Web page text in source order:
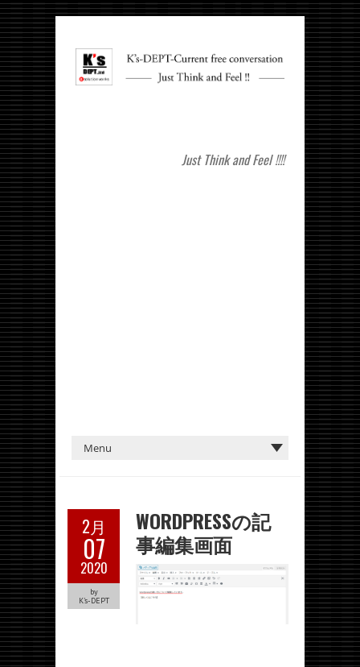
Just Think and Feel !!!!
2月
07
2020
by
K's-DEPT
WORDPRESSの記
事編集画面